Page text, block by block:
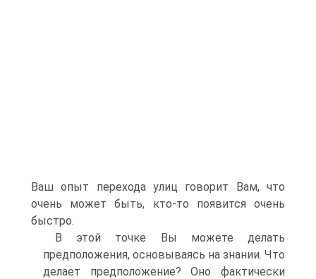
Ваш опыт перехода улиц говорит Вам, что
очень может быть, кто-то появится очень
быстро.
В этой точке Вы можете делать
предположения, основываясь на знании. Что
делает предположение? Оно фактически